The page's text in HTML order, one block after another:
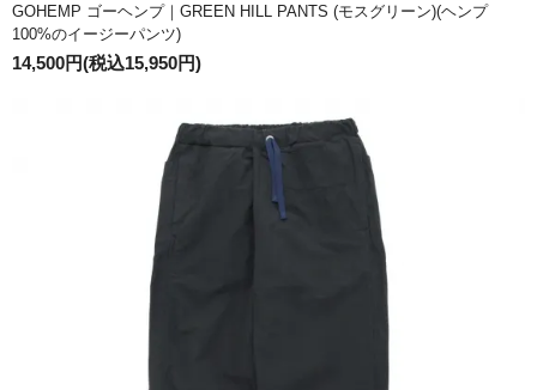
GOHEMP ゴーヘンプ｜GREEN HILL PANTS (モスグリーン)(ヘンプ
100%のイージーパンツ)
14,500円(税込15,950円)